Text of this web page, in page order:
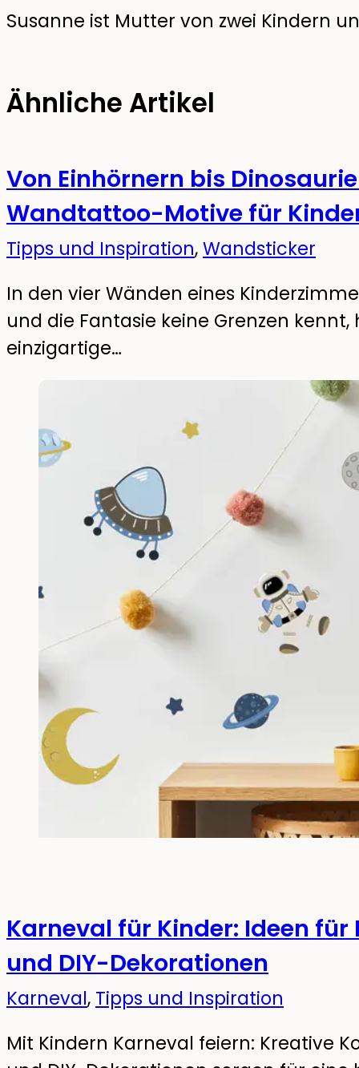
Susanne ist Mutter von zwei Kindern
Ähnliche Artikel
Von Einhörnern bis
Wandtattoo-Motive für
Tipps und Inspiration,Wandsticker
In den vier Wänden eines
und die Fantasie keine Grenzen
einzigartige…
Karneval für Kinder: Ideen
und DIY-Dekorationen
Karneval, Tipps und Inspiration
Mit Kindern Karneval feiern: Kreative